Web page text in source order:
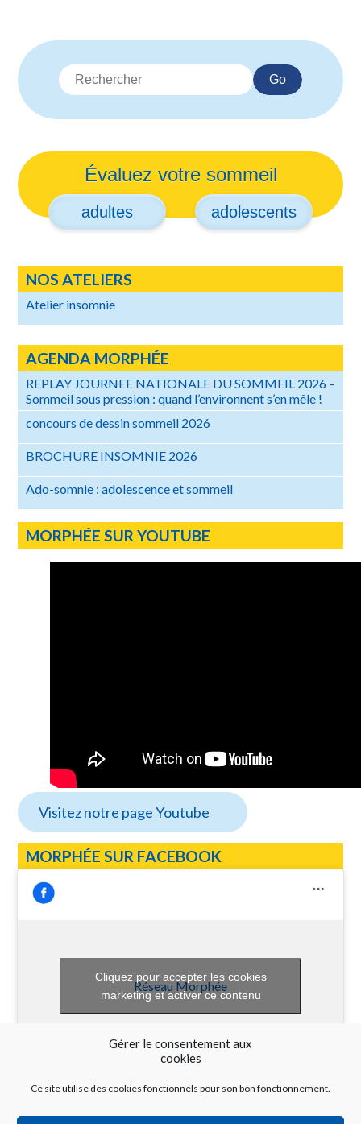
Gérer le consentement aux
cookies
Ce site utilise des cookies fonctionnels pour son bon fonctionnement.
Go
Évaluez votre sommeil
adultes adolescents
NOS ATELIERS
Atelier insomnie
AGENDA MORPHÉE
REPLAY JOURNEE NATIONALE DU SOMMEIL 2026 –
Sommeil sous pression : quand l’environnent s’en mêle !
concours de dessin sommeil 2026
BROCHURE INSOMNIE 2026
Ado-somnie : adolescence et sommeil
MORPHÉE SUR YOUTUBE
Visitez notre page Youtube
MORPHÉE SUR FACEBOOK
Réseau Morphée
Cliquez pour accepter les cookies
marketing et activer ce contenu